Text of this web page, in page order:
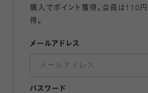
購入でポイント獲得。会員は110
得。
メールアドレス
パスワード